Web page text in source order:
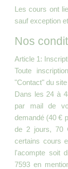
Les cours ont
sauf exception
Nos
Article 1:
Toute
"Contact" du
Dans les 24 à
par mail de
demandé (40 €
de 2 jours, 70
certains cours
l'acompte soit
7593 en